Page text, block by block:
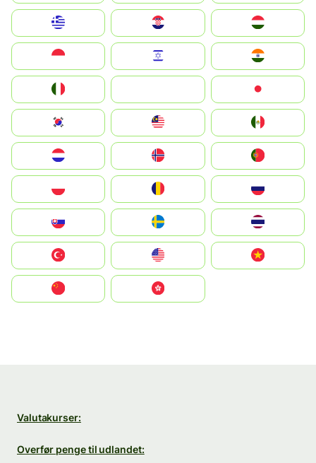
Magyarország
South Korea
United States
中國香港特別行政區
Valutakurser:
Overfør penge til udlandet: